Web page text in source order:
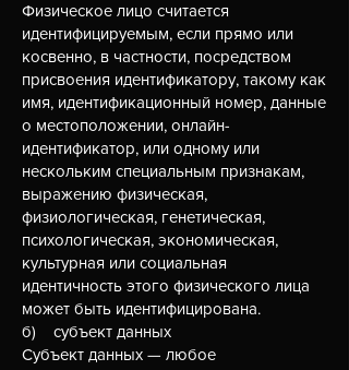
Физическое лицо считается
идентифицируемым, если прямо или
косвенно, в частности, посредством
присвоения идентификатору, такому как
имя, идентификационный номер, данные
о местоположении, онлайн-
идентификатор, или одному или
нескольким специальным признакам,
выражению физическая,
физиологическая, генетическая,
психологическая, экономическая,
культурная или социальная
идентичность этого физического лица
может быть идентифицирована.
б) субъект данных
Субъект данных — любое